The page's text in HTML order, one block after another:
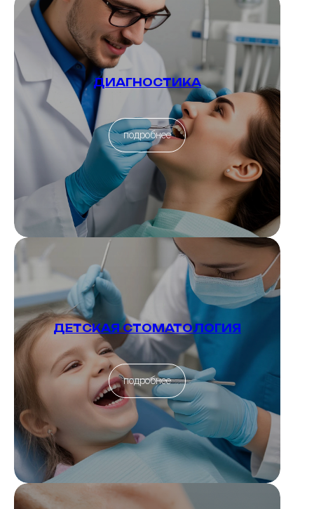
ДИАГНОСТИКА
подробнее
ДЕТСКАЯ СТОМАТОЛОГИЯ
подробнее